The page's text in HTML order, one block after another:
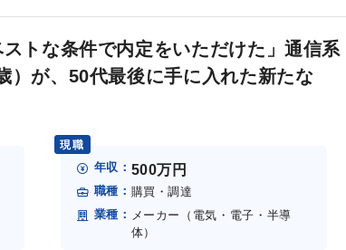
トな条件で内定をいただけた」通信系
）が、50代最後に手に入れた新たな
現職
年収： 500万円
職種： 購買・調達
業種： メーカー（電気・電子・半導
体）